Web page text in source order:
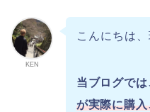
KEN
こんにちは
当ブログでは
が実際に購